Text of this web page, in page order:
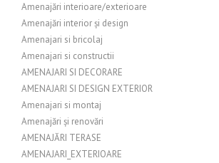
Amenajări interioare/exterioare
Amenajări interior și design
Amenajari si bricolaj
Amenajari si constructii
AMENAJARI SI DECORARE
AMENAJARI SI DESIGN EXTERIOR
Amenajari si montaj
Amenajări și renovări
AMENAJĂRI TERASE
AMENAJARI_EXTERIOARE